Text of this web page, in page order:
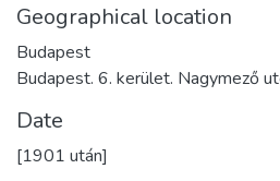
Geographical location
Budapest
Budapest. 6. kerület. Nagymező
Date
[1901 után]